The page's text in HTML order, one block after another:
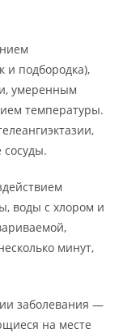
и подбородка),
умеренным
температуры.
воды с хлором и
минут,
заболевания —
на месте